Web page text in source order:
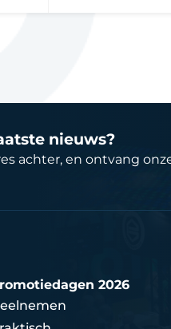
nieuws?
achter, en ontvang
2026